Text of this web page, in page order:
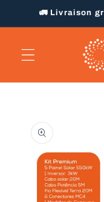
passer
au
🚛 Livraison
informations
produits